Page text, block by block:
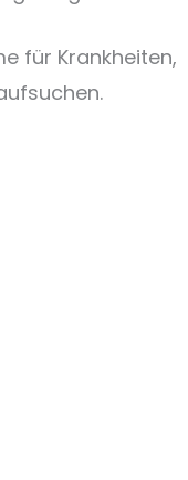
für Krankheiten,